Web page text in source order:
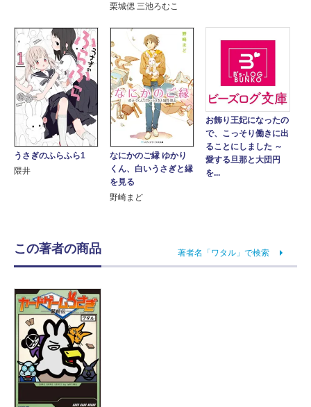
栗城偲 三池ろむこ
うさぎのふらふら1
隈井
なにかのご縁 ゆかり
くん、白いうさぎと縁
を見る
野崎まど
お飾り王妃になったの
で、こっそり働きに出
ることにしました ～
愛する旦那と大団円
を...
この著者の商品 著者名「ワタル」で検索